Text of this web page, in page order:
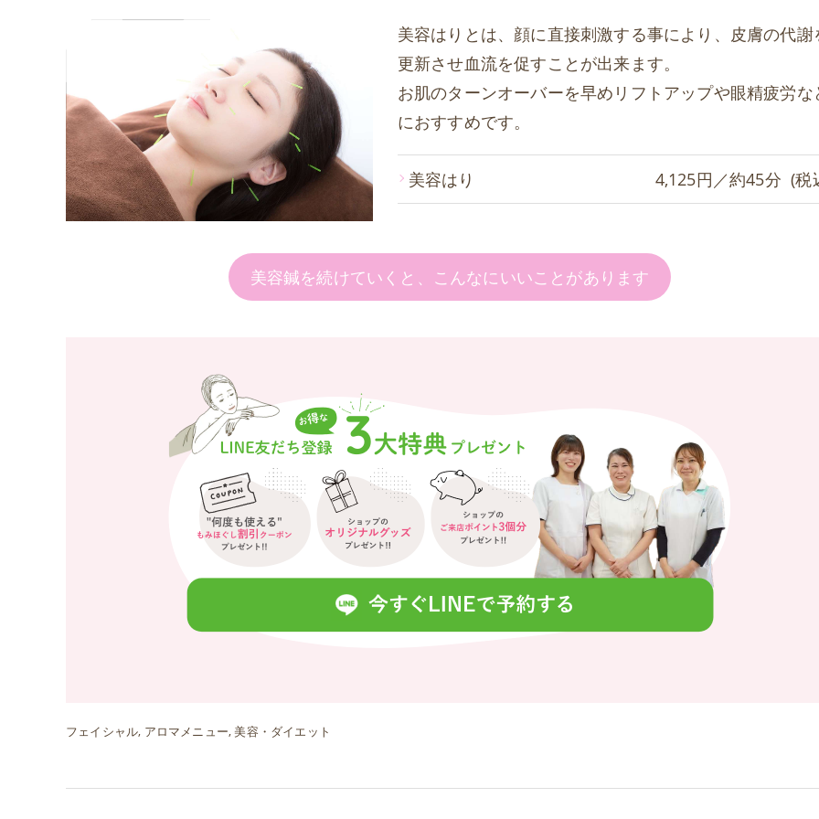
美容はりとは、顔に直接刺激する事により、皮膚の代謝
更新させ血流を促すことが出来ます。
お肌のターンオーバーを早めリフトアップや眼精疲労な
におすすめです。
美容はり 4,125円／約45分 (税
美容鍼を続けていくと、こんなにいいことがあります
フェイシャル アロマメニュー 美容・ダイエット